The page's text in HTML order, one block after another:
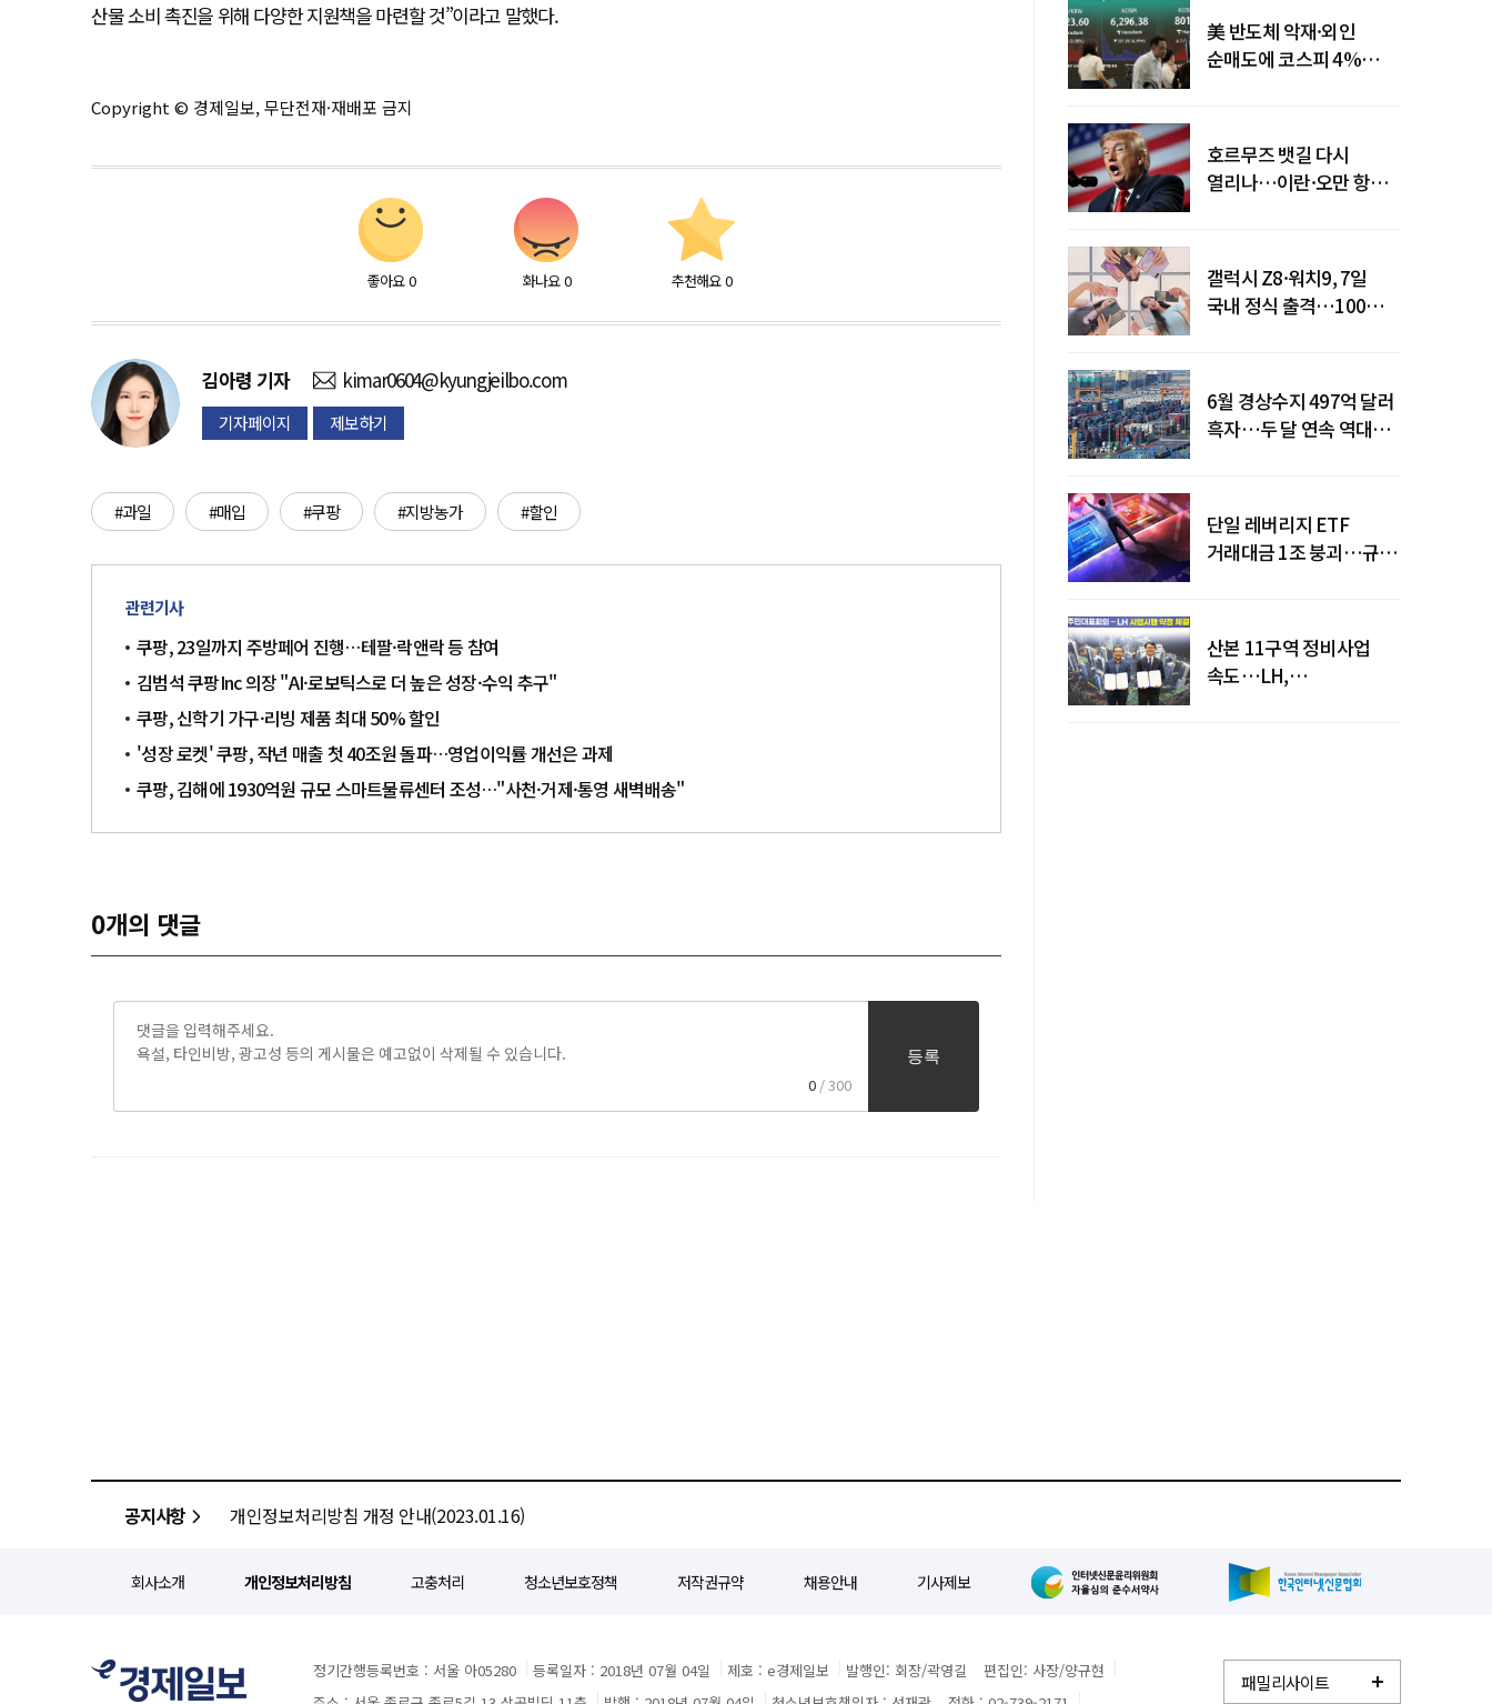
산물 소비 촉진을 위해 다양한 지원책을 마련할 것”이라고 말했다.
Copyright © 경제일보, 무단전재·재배포 금지
좋아요 0 화나요 0 추천해요 0
김아령 기자 kimar0604@kyungjeilbo.com
기자페이지 제보하기
#과일 #매입 #쿠팡 #지방농가 #할인
관련기사
쿠팡, 23일까지 주방페어 진행…테팔·락앤락 등 참여
김범석 쿠팡Inc 의장 "AI·로보틱스로 더 높은 성장·수익 추구"
쿠팡, 신학기 가구·리빙 제품 최대 50% 할인
'성장 로켓' 쿠팡, 작년 매출 첫 40조원 돌파…영업이익률 개선은 과제
쿠팡, 김해에 1930억원 규모 스마트물류센터 조성…"사천·거제·통영 새벽배송"
0개의 댓글
0 / 300
등록
美 반도체 악재·외인
순매도에 코스피 4%
호르무즈 뱃길 다시
열리나…이란·오만 항로
갤럭시 Z8·워치9, 7일
국내 정식 출격…100개국
6월 경상수지 497억 달러
흑자…두 달 연속 역대
단일 레버리지 ETF
거래대금 1조 붕괴…규제
산본 11구역 정비사업
속도…LH,
공지사항 개인정보처리방침 개정 안내(2023.01.16)
회사소개 개인정보처리방침 고충처리 청소년보호정책 저작권규약 채용안내 기사제보
정기간행등록번호 : 서울 아05280 등록일자 : 2018년 07월 04일 제호 : e경제일보 발행인: 회장/곽영길
편집인: 사장/양규현
패밀리사이트